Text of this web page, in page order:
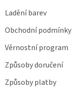
Ladění barev
Obchodní podmínky
Věrnostní program
Způsoby doručení
Způsoby platby